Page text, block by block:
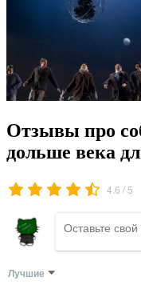
Отзывы про
дольше века
4.6 / 5
Лучшие